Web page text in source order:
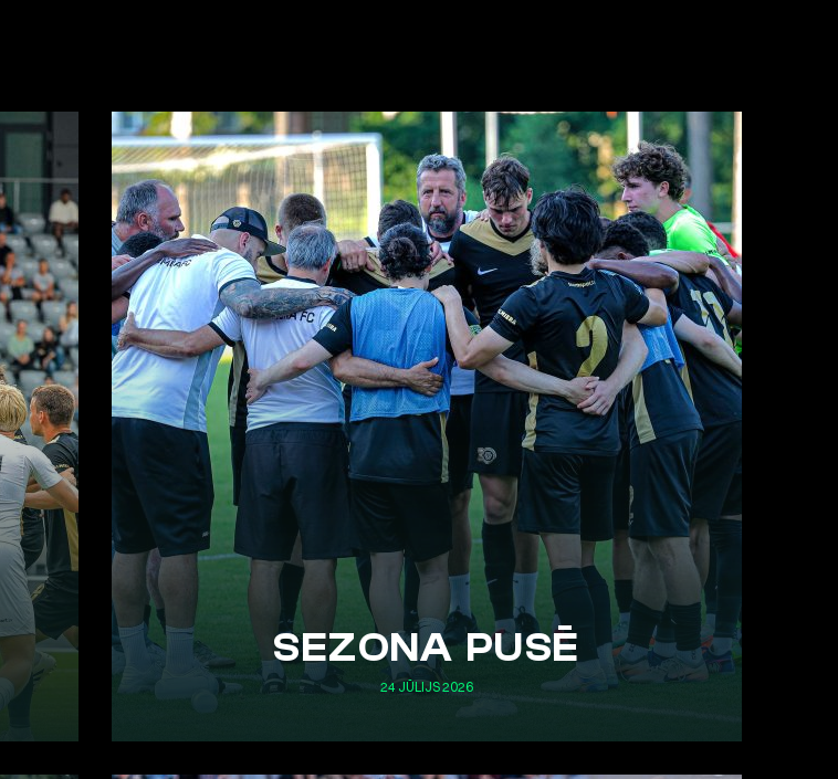
SEZONA PUSĒ
24 JŪLIJS 2026